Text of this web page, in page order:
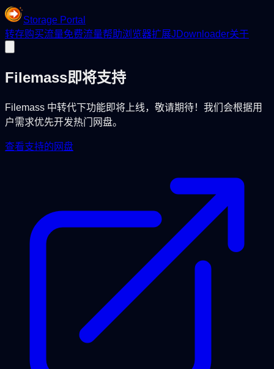
Storage Portal
转存购买流量免费流量帮助浏览器扩展JDownloader关于
Filemass即将支持
Filemass 中转代下功能即将上线，敬请期待！我们会根据用
户需求优先开发热门网盘。
查看支持的网盘